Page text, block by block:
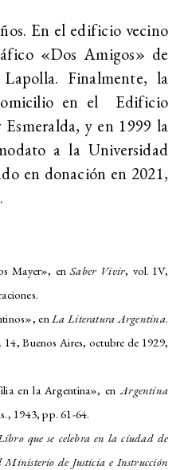
En el edificio vecino
«Dos Amigos» de
Finalmente, la
en el Edificio
y en 1999 la
a la Universidad
en donación en 2021,
Mayer», enSaber Vivir, vol. IV,
en La Literatura Argentina.
Buenos Aires, octubre de 1929,
en la Argentina», en Argentina
1943, pp. 61-64.
que se celebra en la ciudad de
Ministerio de Justicia e Instrucción